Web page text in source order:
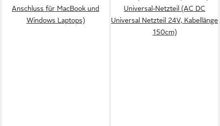
Anschluss für MacBook und
Windows Laptops)
Universal-Netzteil (AC DC
Universal Netzteil 24V, Kabellänge
150cm)